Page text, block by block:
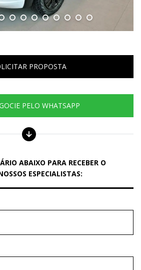
PROPOSTA
PELO WHATSAPP
ABAIXO PARA RECEBER O
ESPECIALISTAS: